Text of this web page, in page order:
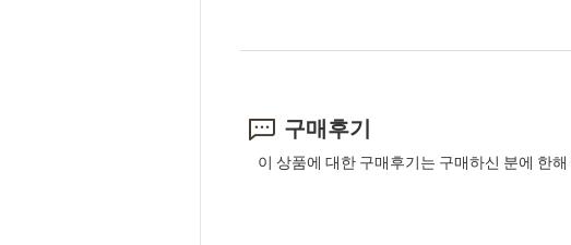
구매후기
이 상품에 대한 구매후기는 구매하신 분에 한해